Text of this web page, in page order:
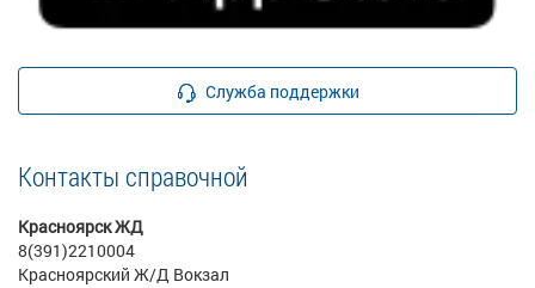
Служба поддержки
Контакты справочной
Красноярск ЖД
8(391)2210004
Красноярский Ж/Д Вокзал